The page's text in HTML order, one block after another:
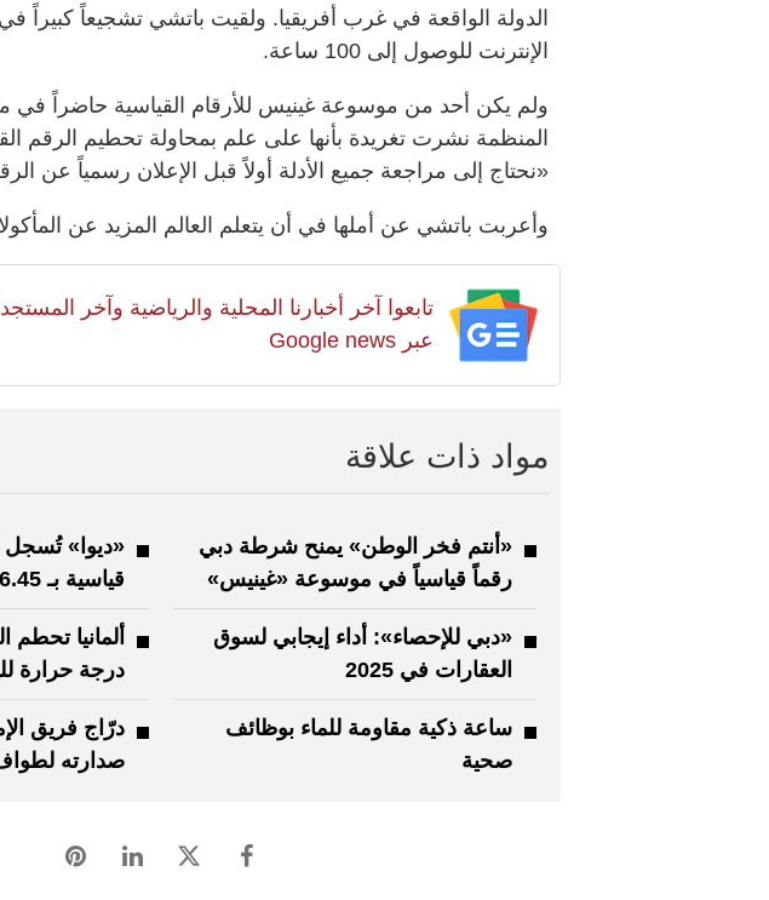
الدولة الواقعة في غرب أفريقيا. ولقيت باتشي تشجيعاً
الإنترنت للوصول إلى 100 ساعة.
ولم يكن أحد من موسوعة غينيس للأرقام القياسية حاضراً في
المنظمة نشرت تغريدة بأنها على علم بمحاولة تحطيم الرقم
«نحتاج إلى مراجعة جميع الأدلة أولاً قبل الإعلان رسمياً عن
وأعربت باتشي عن أملها في أن يتعلم العالم المزيد عن
تابعوا آخر أخبارنا المحلية والرياضية وآخر
عبر Google news
مواد ذات علاقة
«أنتم فخر الوطن» يمنح شرطة دبي
رقماً قياسياً في موسوعة «غينيس»
«ديوا» تُسجل
قياسية بـ 6.45 مليارات درهم
«دبي للإحصاء»: أداء إيجابي لسوق
العقارات في 2025
ألمانيا تحطم
درجة حرارة
ساعة ذكية مقاومة للماء بوظائف
صحية
درّاج فريق
صدارته